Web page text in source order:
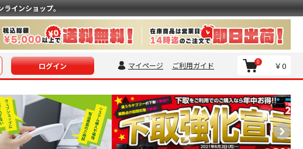
インショップ。
ログイン マイページ ご利用ガイド ￥0
0